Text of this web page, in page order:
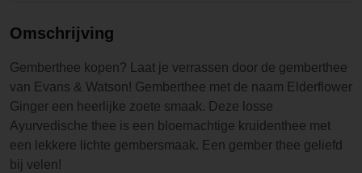
Omschrijving
Gemberthee kopen? Laat je verrassen door de gemberthee
van Evans & Watson! Gemberthee met de naam Elderflower
Ginger een heerlijke zoete smaak. Deze losse
Ayurvedische thee is een bloemachtige kruidenthee met
een lekkere lichte gembersmaak. Een gember thee geliefd
bij velen!